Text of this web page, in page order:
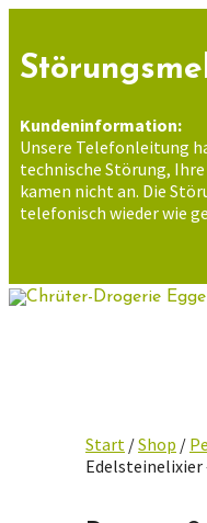
springen
Kundeninformation:
Unsere Telefonleitung
technische Störung,
kamen nicht an. Die
telefonisch wieder wie
Start /Shop /
Edelsteinelixier